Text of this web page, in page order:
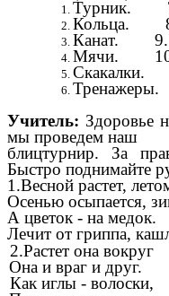
Турник.
Кольца.
Канат.
Мячи.
Скакалки.
Тренажеры.
Учитель: Здоровье
мы проведем наш
блицтурнир. За
Быстро поднимайте
1.Весной растет,
Осенью осыпается,
А цветок - на медок.
Лечит от гриппа,
2.Растет она вокруг
Она и враг и друг.
Как иглы - волоски,